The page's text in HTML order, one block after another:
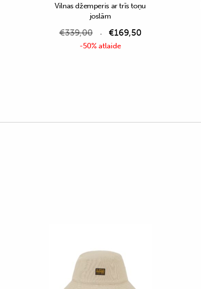
Vilnas džemperis ar trīs toņu
joslām
€339,00 €169,50
-50% atlaide